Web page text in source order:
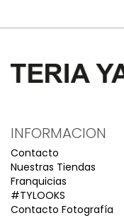
INFORMACION
Contacto
Nuestras Tiendas
Franquicias
#TYLOOKS
Contacto Fotografía